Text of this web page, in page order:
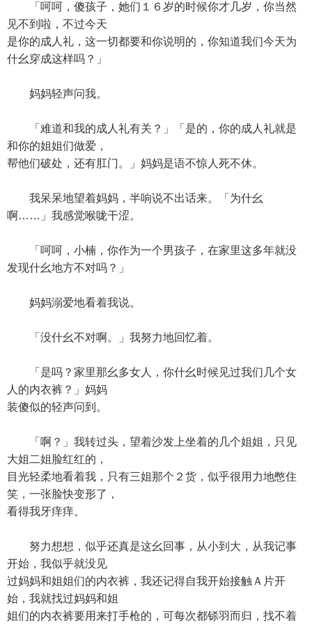
「呵呵，傻孩子，她们１６岁的时候你才几岁，你当然
见不到啦，不过今天
是你的成人礼，这一切都要和你说明的，你知道我们今天为
什幺穿成这样吗？」
妈妈轻声问我。
「难道和我的成人礼有关？」「是的，你的成人礼就是
和你的姐姐们做爱，
帮他们破处，还有肛门。」妈妈是语不惊人死不休。
我呆呆地望着妈妈，半响说不出话来。「为什幺
啊……」我感觉喉咙干涩。
「呵呵，小楠，你作为一个男孩子，在家里这多年就没
发现什幺地方不对吗？」
妈妈溺爱地看着我说。
「没什幺不对啊。」我努力地回忆着。
「是吗？家里那幺多女人，你什幺时候见过我们几个女
人的内衣裤？」妈妈
装傻似的轻声问到。
「啊？」我转过头，望着沙发上坐着的几个姐姐，只见
大姐二姐脸红红的，
目光轻柔地看着我，只有三姐那个２货，似乎很用力地憋住
笑，一张脸快变形了，
看得我牙痒痒。
努力想想，似乎还真是这幺回事，从小到大，从我记事
开始，我似乎就没见
过妈妈和姐姐们的内衣裤，我还记得自我开始接触Ａ片开
始，我就找过妈妈和姐
姐们的内衣裤要用来打手枪的，可每次都铩羽而归，找不着